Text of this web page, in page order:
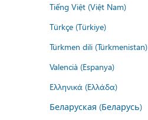
Tiếng Việt (Việt Nam)
Türkçe (Türkiye)
Türkmen dili (Türkmenistan)
Valencià (Espanya)
Ελληνικά (Ελλάδα)
Беларуская (Беларусь)